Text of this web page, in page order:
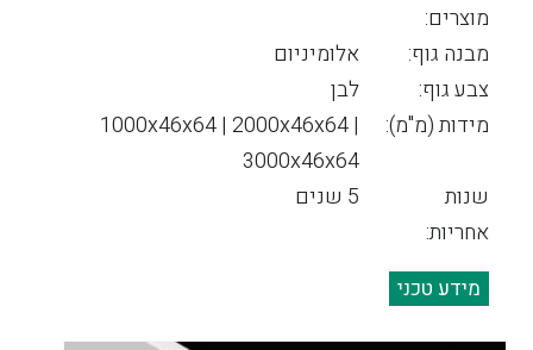
מוצרים:
מבנה גוף:
אלומיניום
צבע גוף:
לבן
מידות (מ"מ):
1000x46x64 | 2000x46x64 |
3000x46x64
שנות
אחריות:
5 שנים
מידע טכני